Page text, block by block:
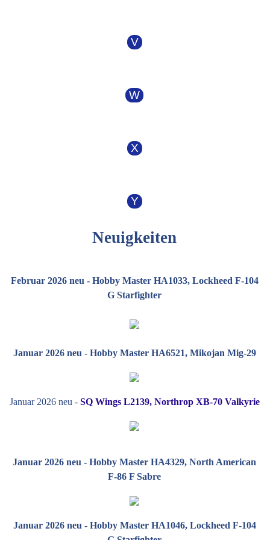
V
W
X
Y
Neuigkeiten
Februar 2026 neu - Hobby Master HA1033, Lockheed F-104
G Starfighter
Januar 2026 neu - Hobby Master HA6521, Mikojan Mig-29
Januar 2026 neu - SQ Wings L2139, Northrop XB-70 Valkyrie
Januar 2026 neu - Hobby Master HA4329, North American
F-86 F Sabre
Januar 2026 neu - Hobby Master HA1046, Lockheed F-104